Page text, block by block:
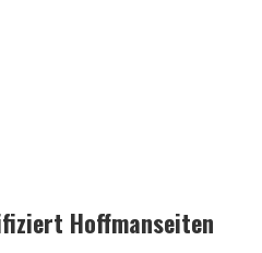
Hoffmanseiten